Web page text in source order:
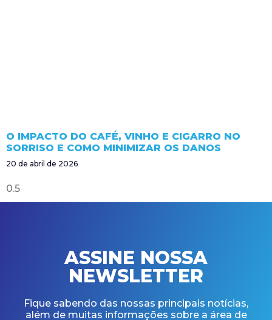
O IMPACTO DO CAFÉ, VINHO E CIGARRO NO
SORRISO E COMO MINIMIZAR OS DANOS
20 de abril de 2026
ASSINE NOSSA
NEWSLETTER
Fique sabendo das nossas principais notícias,
além de muitas informações sobre a área de